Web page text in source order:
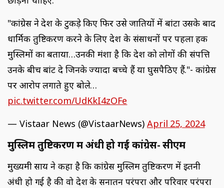
"कांग्रेस ने देश के टुकड़े किए फिर उसे जातियों में बांटा उसके बाद
धार्मिक तुष्टिकरण करने के लिए देश के संसाधनों पर पहला हक
मुस्लिमों का बताया…उनकी मंशा है कि देश को लोगों की संपत्ति
उनके बीच बांट दे जिनके ज्यादा बच्चे हैं या घुसपैठिए हैं."- कांग्रेस
पर आरोप लगाते हुए बोले…
pic.twitter.com/UdKkI4zOFe
— Vistaar News (@VistaarNews) April 25, 2024
मुस्लिम तुष्टिकरण में अंधी हो गई कांग्रेस- सीएम
मुख्यमंत्री साय ने कहा है कि कांग्रेस मुस्लिम तुष्टिकरण में इतनी
अंधी हो गई है की वो देश के सनातन परंपरा और परिवार परंपरा